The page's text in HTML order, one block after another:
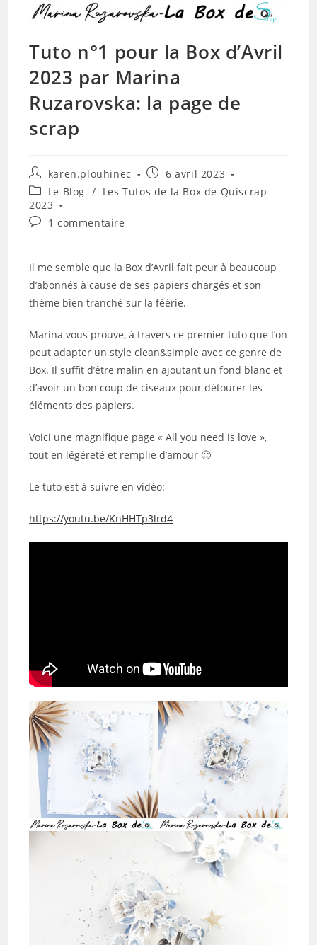
Tuto n°1 pour la Box d’Avril
2023 par Marina
Ruzarovska: la page de
scrap
Auteur/autrice
de
la
publication :
karen.plouhinec
Publication
publiée :
6 avril 2023
Post
category:
Le Blog / Les Tutos de la Box de Quiscrap
2023
Commentaires
publication :
1 commentaire
Il me semble que la Box d’Avril fait peur à beaucoup
d’abonnés à cause de ses papiers chargés et son
thème bien tranché sur la féérie.
Marina vous prouve, à travers ce premier tuto que l’on
peut adapter un style clean&simple avec ce genre de
Box. Il suffit d’être malin en ajoutant un fond blanc et
d’avoir un bon coup de ciseaux pour détourer les
éléments des papiers.
Voici une magnifique page « All you need is love »,
tout en légéreté et remplie d’amour 🙂
Le tuto est à suivre en vidéo:
https://youtu.be/KnHHTp3lrd4